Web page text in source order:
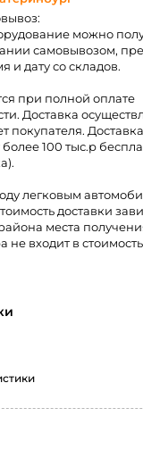
можно
самовывозом,
и дату со складов.
при полной оплате
Доставка
покупателя.
100 тыс.р
легковым
доставки
места
не входит в